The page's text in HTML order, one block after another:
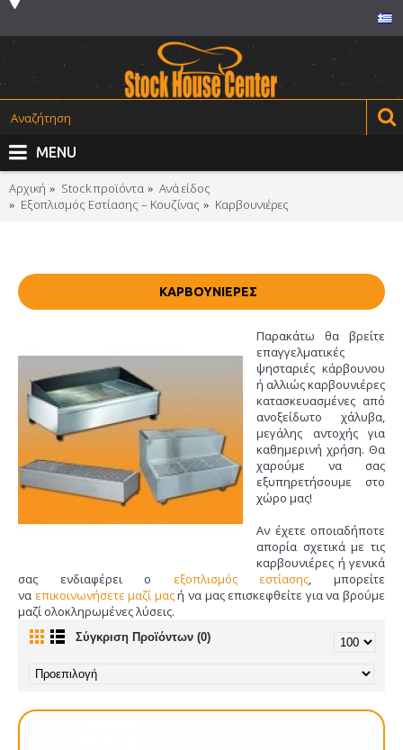
MENU
Αρχική Stock προϊόντα
Ανά είδος
Εξοπλισμός Εστίασης – Κουζίνας
Καρβουνιέρες
ΚΑΡΒΟΥΝΙΈΡΕΣ
Παρακάτω θα βρείτε
επαγγελματικές
ψησταριές κάρβουνου
ή αλλιώς καρβουνιέρες
κατασκευασμένες από
ανοξείδωτο χάλυβα,
μεγάλης αντοχής για
καθημερινή χρήση. Θα
χαρούμε να σας
εξυπηρετήσουμε στο
χώρο μας!
Αν έχετε οποιαδήποτε
απορία σχετικά με τις
καρβουνιέρες ή γενικά
σας ενδιαφέρει ο εξοπλισμός εστίασης, μπορείτε
να επικοινωνήσετε μαζί μαςή να μας επισκεφθείτε για να βρούμε
μαζί ολοκληρωμένες λύσεις.
Σύγκριση Προϊόντων (0)